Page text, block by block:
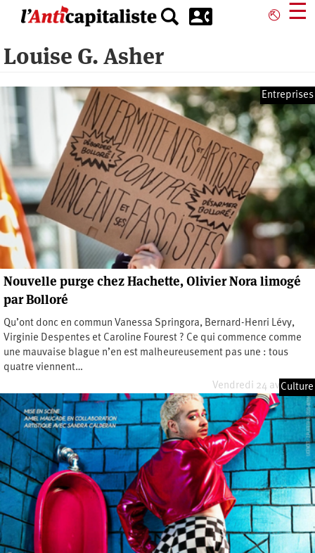
principal
⎋ ☰
Louise G. Asher
Entreprises
Nouvelle purge chez Hachette, Olivier Nora limogé
par Bolloré
Qu’ont donc en commun Vanessa Springora, Bernard-Henri Lévy,
Virginie Despentes et Caroline Fourest ? Ce qui commence comme
une mauvaise blague n’en est malheureusement pas une : tous
quatre viennent…
Vendredi 24 avril 2026
Culture